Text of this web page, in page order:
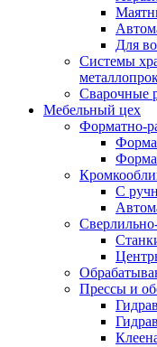
Для
Системы
Сварочные
Мебельный цех
Форматно-
С
Прессы и